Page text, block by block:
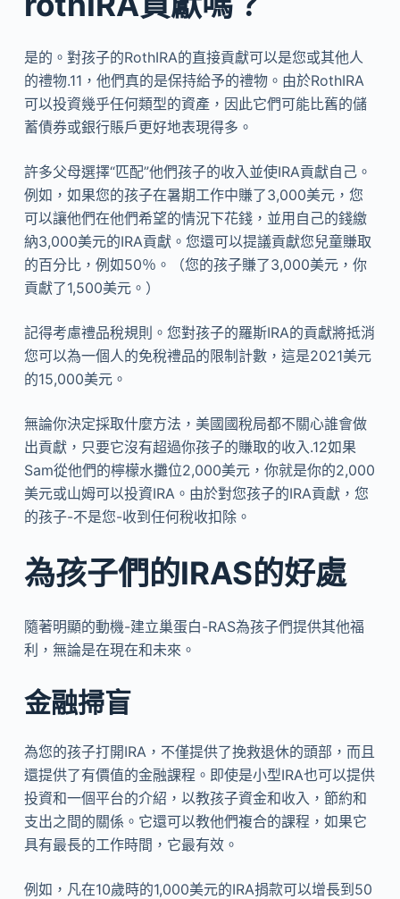
是的。對孩子的RothIRA的直接貢獻可以是您或其他人
的禮物.11，他們真的是保持給予的禮物。由於RothIRA
可以投資幾乎任何類型的資產，因此它們可能比舊的儲
蓄債券或銀行賬戶更好地表現得多。
許多父母選擇“匹配”他們孩子的收入並使IRA貢獻自己。
例如，如果您的孩子在暑期工作中賺了3,000美元，您
可以讓他們在他們希望的情況下花錢，並用自己的錢繳
納3,000美元的IRA貢獻。您還可以提議貢獻您兒童賺取
的百分比，例如50％。（您的孩子賺了3,000美元，你
貢獻了1,500美元。）
記得考慮禮品稅規則。您對孩子的羅斯IRA的貢獻將抵消
您可以為一個人的免稅禮品的限制計數，這是2021美元
的15,000美元。
無論你決定採取什麼方法，美國國稅局都不關心誰會做
出貢獻，只要它沒有超過你孩子的賺取的收入.12如果
Sam從他們的檸檬水攤位2,000美元，你就是你的2,000
美元或山姆可以投資IRA。由於對您孩子的IRA貢獻，您
的孩子-不是您-收到任何稅收扣除。
為孩子們的IRAS的好處
隨著明顯的動機-建立巢蛋白-RAS為孩子們提供其他福
利，無論是在現在和未來。
金融掃盲
為您的孩子打開IRA，不僅提供了挽救退休的頭部，而且
還提供了有價值的金融課程。即使是小型IRA也可以提供
投資和一個平台的介紹，以教孩子資金和收入，節約和
支出之間的關係。它還可以教他們複合的課程，如果它
具有最長的工作時間，它最有效。
例如，凡在10歲時的1,000美元的IRA捐款可以增長到50